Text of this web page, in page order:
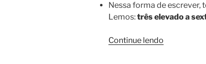
Nessa forma de escrever,
Lemos:três elevado a
Continue lendo